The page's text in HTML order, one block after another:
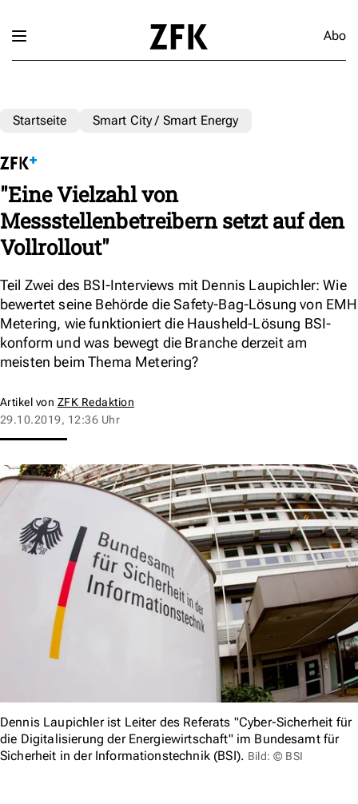
Abo
Startseite Smart City / Smart Energy
"Eine Vielzahl von
Messstellenbetreibern setzt auf den
Vollrollout"
Teil Zwei des BSI-Interviews mit Dennis Laupichler: Wie
bewertet seine Behörde die Safety-Bag-Lösung von EMH
Metering, wie funktioniert die Hausheld-Lösung BSI-
konform und was bewegt die Branche derzeit am
meisten beim Thema Metering?
Artikel von ZFK Redaktion
29.10.2019, 12:36 Uhr
Dennis Laupichler ist Leiter des Referats "Cyber-Sicherheit für
die Digitalisierung der Energiewirtschaft" im Bundesamt für
Sicherheit in der Informationstechnik (BSI). Bild: © BSI